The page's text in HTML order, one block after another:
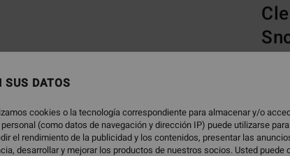
DATOS
cookies o la tecnología correspondiente para almacenar y/o
(como datos de navegación y dirección IP) puede utilizarse
el rendimiento de la publicidad y los contenidos, presentar las
desarrollar y mejorar los productos de nuestros socios. Usted puede